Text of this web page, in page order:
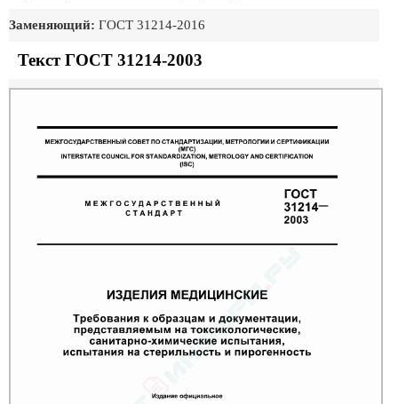
Заменяющий: ГОСТ 31214-2016
Текст ГОСТ 31214-2003